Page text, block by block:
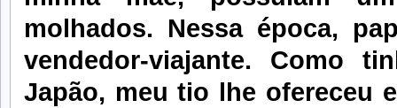
molhados. Nessa época,
vendedor-viajante. Como
Japão, meu tio lhe ofereceu